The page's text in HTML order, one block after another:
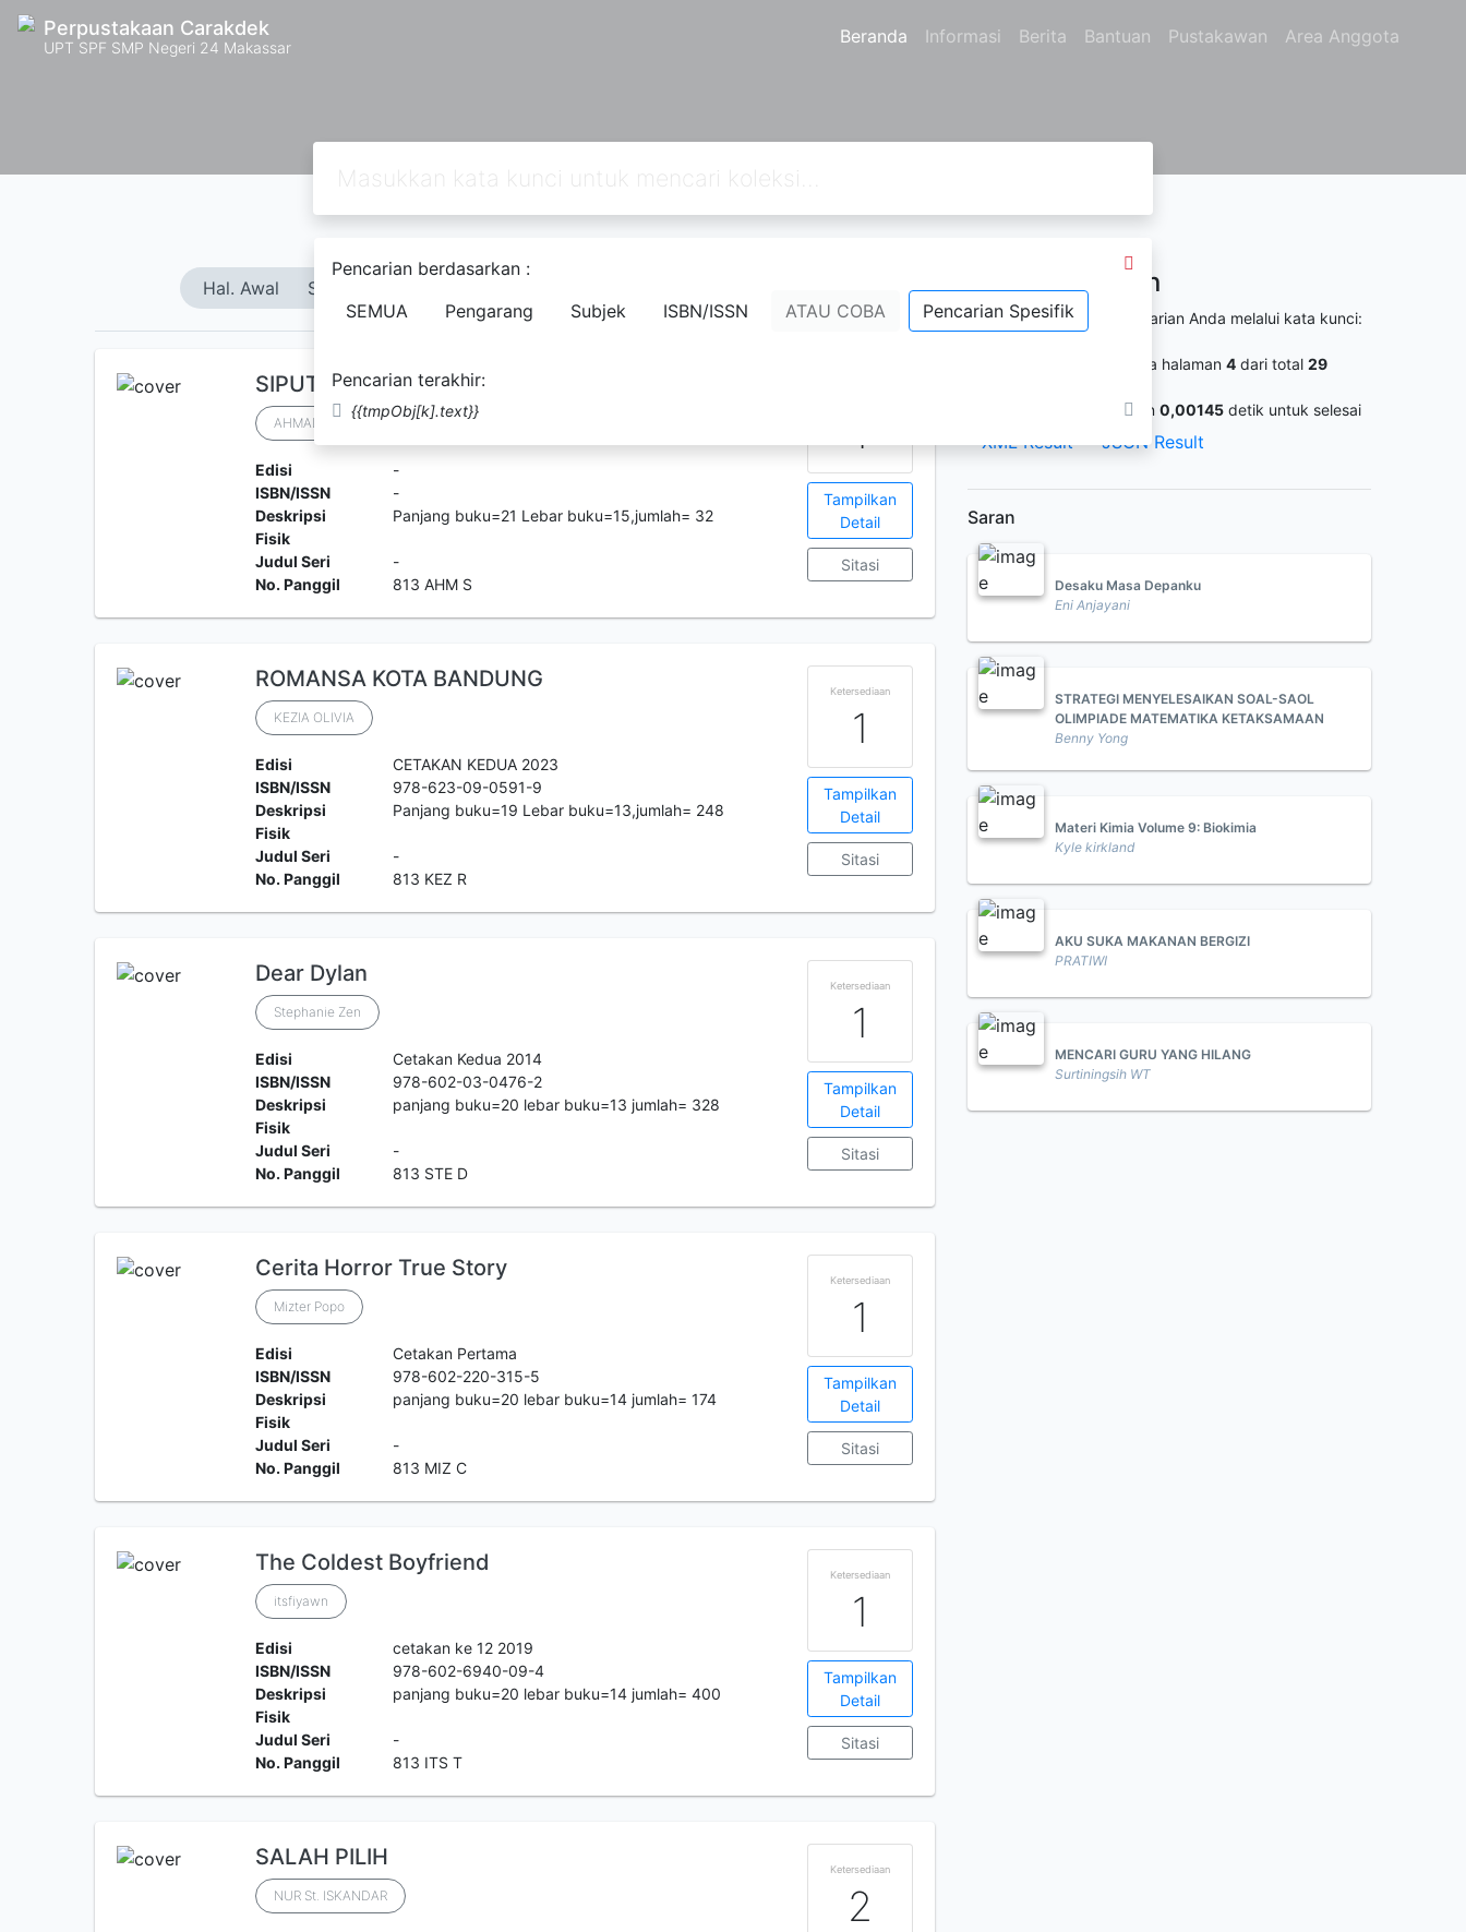
Perpustakaan Carakdek
UPT SPF SMP Negeri 24 Makassar Beranda Informasi Berita Bantuan Pustakawan Area Anggota
Pencarian berdasarkan :
SEMUA
Pengarang Subjek ISBN/ISSN ATAU COBA Pencarian Spesifik
Pencarian terakhir:
{{tmpObj[k].text}}
Hal. Awal Sebelumnya
SIPUT DAN POHON CERI
AHMAD FILYAN
Edisi
-
ISBN/ISSN
-
Deskripsi
Fisik
Panjang buku=21 Lebar buku=15,jumlah= 32
Judul Seri
-
No. Panggil
813 AHM S
1
Tampilkan
Detail
Sitasi
ROMANSA KOTA BANDUNG
KEZIA OLIVIA
Edisi
CETAKAN KEDUA 2023
ISBN/ISSN
978-623-09-0591-9
Deskripsi
Fisik
Panjang buku=19 Lebar buku=13,jumlah= 248
Judul Seri
-
No. Panggil
813 KEZ R
Ketersediaan
1
Tampilkan
Detail
Sitasi
Dear Dylan
Stephanie Zen
Edisi
Cetakan Kedua 2014
ISBN/ISSN
978-602-03-0476-2
Deskripsi
Fisik
panjang buku=20 lebar buku=13 jumlah= 328
Judul Seri
-
No. Panggil
813 STE D
Ketersediaan
1
Tampilkan
Detail
Sitasi
Cerita Horror True Story
Mizter Popo
Edisi
Cetakan Pertama
ISBN/ISSN
978-602-220-315-5
Deskripsi
Fisik
panjang buku=20 lebar buku=14 jumlah= 174
Judul Seri
-
No. Panggil
813 MIZ C
Ketersediaan
1
Tampilkan
Detail
Sitasi
The Coldest Boyfriend
itsfiyawn
Edisi
cetakan ke 12 2019
ISBN/ISSN
978-602-6940-09-4
Deskripsi
Fisik
panjang buku=20 lebar buku=14 jumlah= 400
Judul Seri
-
No. Panggil
813 ITS T
Ketersediaan
1
Tampilkan
Detail
Sitasi
SALAH PILIH
NUR St. ISKANDAR
Ketersediaan
2
Hasil Pencarian
Ditemukan859
dari pencarian Anda melalui kata kunci:
Saat ini anda berada pada halaman 4 dari total 29
Permintaan membutuhkan 0,00145 detik untuk selesai
XML Result JSON Result
Saran
Desaku Masa Depanku
Eni Anjayani
STRATEGI MENYELESAIKAN SOAL-SAOL
OLIMPIADE MATEMATIKA KETAKSAMAAN
Benny Yong
Materi Kimia Volume 9: Biokimia
Kyle kirkland
AKU SUKA MAKANAN BERGIZI
PRATIWI
MENCARI GURU YANG HILANG
Surtiningsih WT